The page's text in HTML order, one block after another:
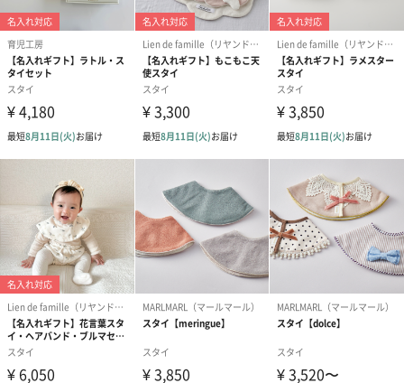
しいギフトオプションをご用意いたしました。
商品と同梱してお届けいたします。
ノンカフェインフルー
ツティー（562円）
葉酸入りデカフェコー
ヒー（875円）
カフェインレ
ー（519円）
ベビーグッズ
出産祝いギフトへの＋αにおすすめです。新生児〜1歳ごろまでの
赤ちゃん向けのアイテムをご用意しました。
商品と同梱してお届けいたします。